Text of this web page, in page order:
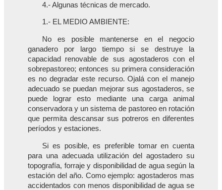
4.- Algunas técnicas de mercado.
1.- EL MEDIO AMBIENTE:
No es posible mantenerse en el negocio
ganadero por largo tiempo si se destruye la
capacidad renovable de sus agostaderos con el
sobrepastoreo; entonces su primera consideración
es no degradar este recurso. Ojalá con el manejo
adecuado se puedan mejorar sus agostaderos, se
puede lograr esto mediante una carga animal
conservadora y un sistema de pastoreo en rotación
que permita descansar sus potreros en diferentes
períodos y estaciones.
Si es posible, es preferible tomar en cuenta
para una adecuada utilización del agostadero su
topografía, forraje y disponibilidad de agua según la
estación del año. Como ejemplo: agostaderos mas
accidentados con menos disponibilidad de agua se